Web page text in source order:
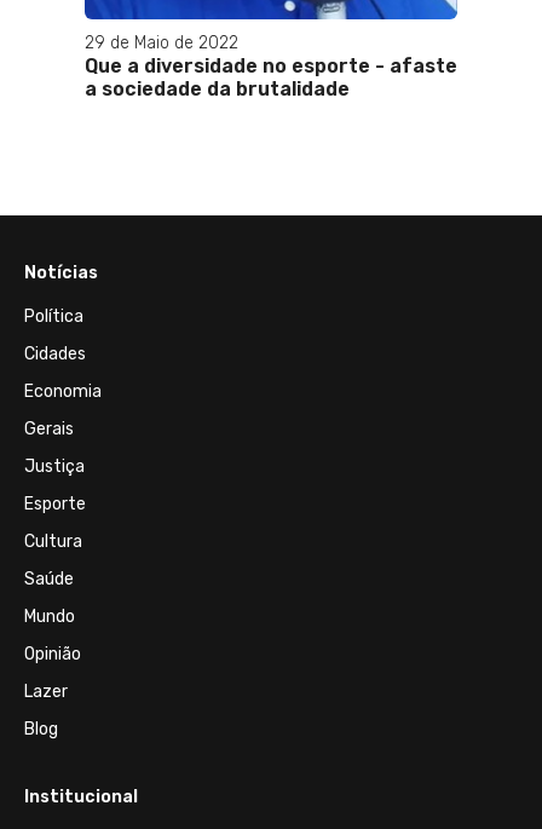
29 de Maio de 2022
Que a diversidade no esporte - afaste
a sociedade da brutalidade
Notícias
Política
Cidades
Economia
Gerais
Justiça
Esporte
Cultura
Saúde
Mundo
Opinião
Lazer
Blog
Institucional